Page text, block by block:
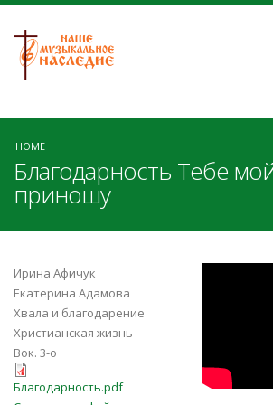
HOME
Благодарность Тебе
приношу
Ирина Афичук
Екатерина Адамова
Хвала и благодарение
Христианская жизнь
Вок. 3-о
Благодарность.pdf
Благодарность.pdf